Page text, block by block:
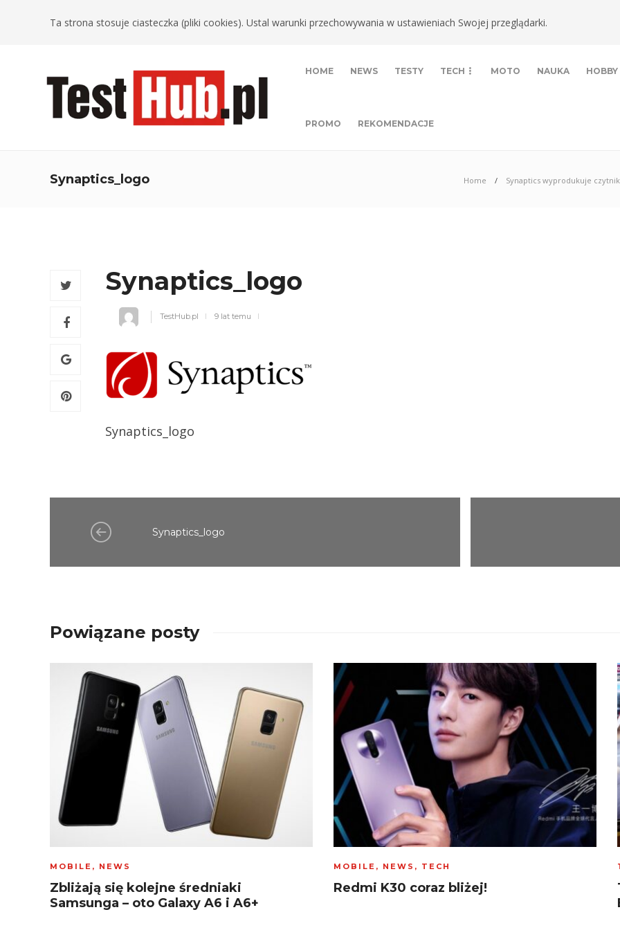
Ta strona stosuje ciasteczka (pliki cookies). Ustal warunki przechowywania w ustawieniach Swojej przeglądarki.
HOME NEWS TESTY TECH MOTO NAUKA HOBBY
PROMO REKOMENDACJE
Synaptics_logo Home Synaptics wyprodukuje
Synaptics_logo
TestHub.pl 9 lat temu
Synaptics_logo
Synaptics_logo
Powiązane posty
MOBILE , NEWS
Zbliżają się kolejne średniaki
Samsunga – oto Galaxy A6 i A6+
MOBILE , NEWS , TECH
Redmi K30 coraz bliżej!